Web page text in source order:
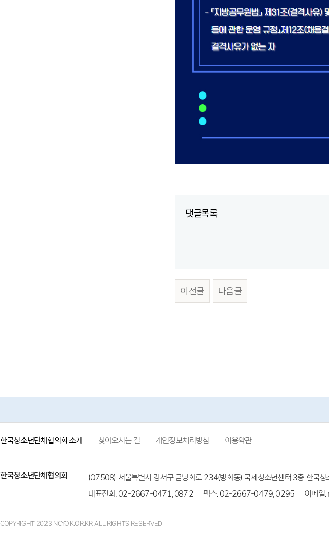
댓글목록
이전글 다음글
한국청소년단체협의회 소개 찾아오시는 길 개인정보처리방침 이용약관
한국청소년단체협의회
(07508) 서울특별시 강서구 금낭화로 234(방화동) 국제청소년센터 3층 한국청
대표전화. 02-2667-0471, 0872
팩스. 02-2667-0479, 0295 이메
COPYRIGHT 2023 NCYOK.OR.KR ALL RIGHTS RESERVED